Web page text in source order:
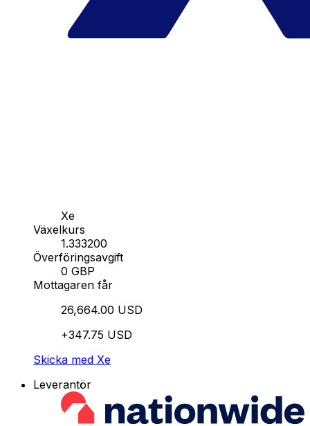
Xe
Växelkurs
1.333200
Överföringsavgift
0 GBP
Mottagaren får
26,664.00 USD
+347.75 USD
Skicka med Xe
Leverantör